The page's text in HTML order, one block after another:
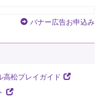
バナー広告お申込み
高松プレイガイド